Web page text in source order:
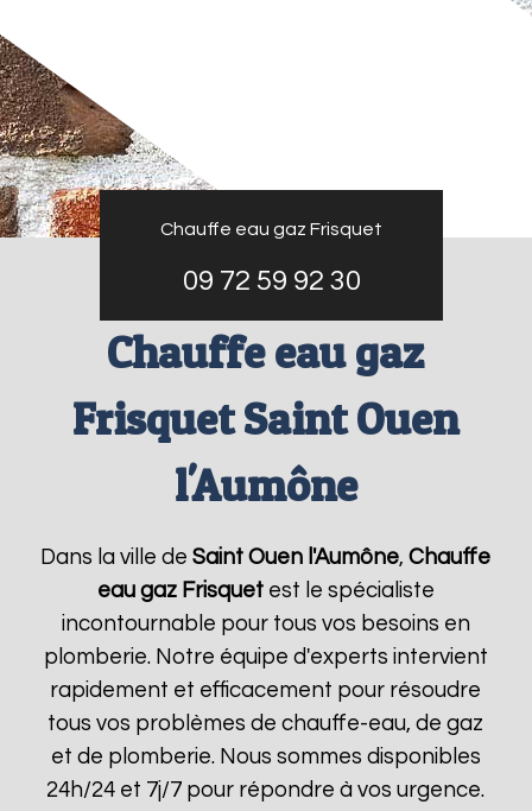
Chauffe eau gaz Frisquet
09 72 59 92 30
Chauffe eau gaz
Frisquet Saint Ouen
l'Aumône
Dans la ville deSaint Ouen l'Aumône,Chauffe
eau gaz Frisquetest le spécialiste
incontournable pour tous vos besoins en
plomberie. Notre équipe d'experts intervient
rapidement et efficacement pour résoudre
tous vos problèmes de chauffe-eau, de gaz
et de plomberie. Nous sommes disponibles
24h/24 et 7j/7 pour répondre à vos urgence.